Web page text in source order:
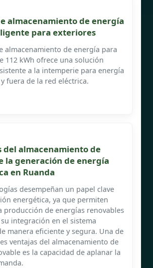
almacenamiento de energía
para exteriores
almacenamiento de energía para
112 kWh ofrece una solución
a la intemperie para energía
fuera de la red eléctrica.
del almacenamiento de
la generación de energía
en Ruanda
desempeñan un papel clave
energética, ya que permiten
producción de energías renovables
integración en el sistema
manera eficiente y segura. Una de
ventajas del almacenamiento de
es la capacidad de aplanar la